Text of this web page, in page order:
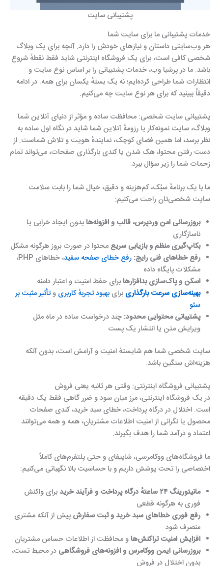
پشتیبانی سایت
خدمات پشتیبانی ما برای سایت شما
هر وب‌سایتی داستان و نیازهای خودش را دارد. آنچه برای یک وبلاگ
شخصی کافی است، برای یک فروشگاه اینترنتی شاید فقط نقطهٔ شروع
باشد. ما در پرشیا وب، خدمات پشتیبانی را بر اساس نوع سایت و
انتظارات شما طراحی کرده‌ایم؛ نه یک بستهٔ یکسان برای همه. در ادامه
دقیقاً ببینید که برای هر نوع سایت چه می‌کنیم.
پشتیبانی سایت شخصی: محافظت ساده و مؤثر از دنیای آنلاین شما
وبلاگ، سایت نمونه‌کار یا رزومهٔ آنلاین شما شاید در نگاه اول ساده به
نظر برسد، اما همین فضای کوچک، نمایندهٔ هویت و تلاش شماست. از
دست رفتن محتوا، هک شدن یا کندی بارگذاری صفحات، می‌تواند تمام
زحمات شما را زیر سؤال ببرد.
ما با یک برنامهٔ سبُک، کم‌هزینه و دقیق، خیال شما را بابت سلامت
سایت شخصی‌تان راحت می‌کنیم:
بروزرسانی امن وردپرس، قالب و افزونه‌ها بدون ایجاد خرابی یا
ناسازگاری
بکاپ‌گیری منظم و بازیابی سریع محتوا در صورت بروز هرگونه مشکل
رفع خطاهای فنی رایج: رفع خطای صفحه سفید
، خطاهای PHP،
مشکلات پایگاه داده
اسکن و پاک‌سازی بدافزارها برای حفظ امنیت و اعتبار دامنه
بهینه‌سازی سرعت بارگذاری برای بهبود تجربهٔ کاربری وتأثیر مثبت بر
سئو
پشتیبانی محتوایی محدود: چند درخواست ساده در ماه مثل
ویرایش متن یا انتشار یک پست
سایت شخصی شما هم شایستهٔ امنیت و آرامش است، بدون آنکه
هزینه‌اش سنگین باشد.
پشتیبانی فروشگاه اینترنتی: وقتی هر ثانیه یعنی فروش
در یک فروشگاه اینترنتی، مرز میان سود و ضرر گاهی فقط یک دقیقه
است. اختلال در درگاه پرداخت، خطای سبد خرید، کندی صفحات
محصول یا نگرانی از امنیت اطلاعات مشتریان، همه و همه می‌توانند
اعتماد و درآمد شما را هدف بگیرند.
ما فروشگاه‌های ووکامرسی، شاپیفای و حتی پلتفرم‌های کاملاً
اختصاصی را تحت پوشش داریم و با حساسیت بالا نگهبانی می‌کنیم:
مانیتورینگ ۲۴ ساعتهٔ درگاه پرداخت و فرآیند خرید
برای واکنش
فوری به هرگونه قطعی
رفع فوری خطاهای سبد خرید و ثبت سفارش پیش از آنکه مشتری
منصرف شود
افزایش امنیت تراکنش‌ها و محافظت از اطلاعات حساس مشتریان
بروزرسانی ایمن ووکامرس و افزونه‌های فروشگاهی در محیط تست،
بدون اختلال در فروش